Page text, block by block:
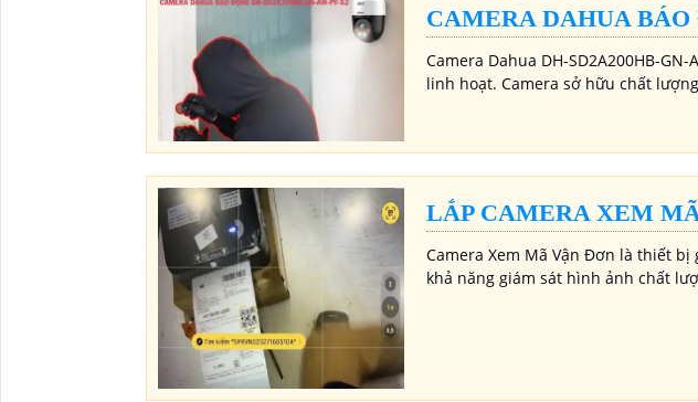
CAMERA DAHUA BÁO
Camera Dahua DH-SD2A200HB-
linh hoạt. Camera sở hữu chất
LẮP CAMERA XEM
Camera Xem Mã Vận Đơn là thiết
khả năng giám sát hình ảnh chất